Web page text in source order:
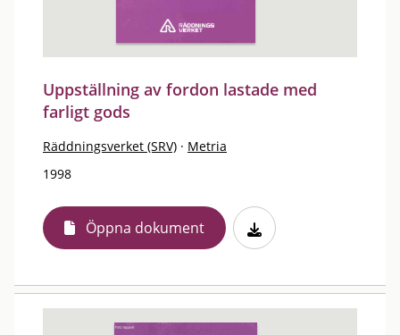
Uppställning av fordon lastade med
farligt gods
Räddningsverket (SRV) · Metria
1998
Öppna dokument